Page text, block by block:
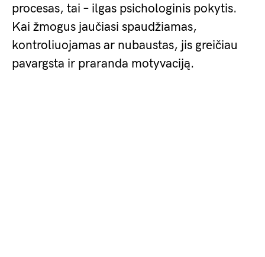
procesas, tai – ilgas psichologinis pokytis.
Kai žmogus jaučiasi spaudžiamas,
kontroliuojamas ar nubaustas, jis greičiau
pavargsta ir praranda motyvaciją.